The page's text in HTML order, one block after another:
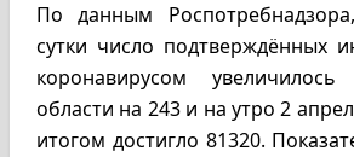
По данным
сутки число подтверждённых
коронавирусом
области на 243 и на утро 2
итогом достигло 81320.